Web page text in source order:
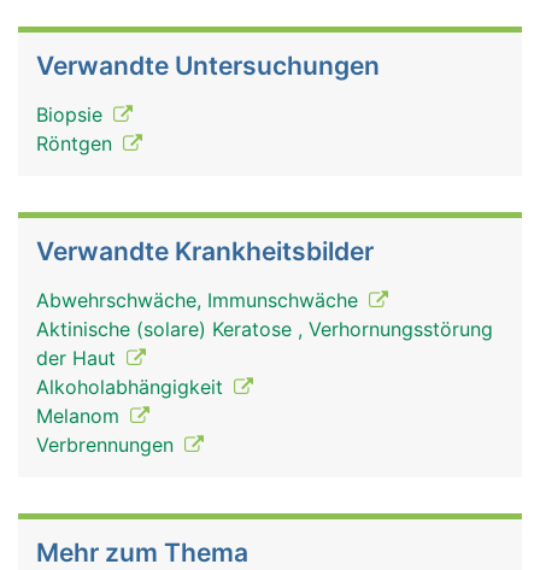
Verwandte Untersuchungen
Biopsie
Röntgen
Verwandte Krankheitsbilder
Abwehrschwäche, Immunschwäche
Aktinische (solare) Keratose , Verhornungsstörung
der Haut
Alkoholabhängigkeit
Melanom
Verbrennungen
Mehr zum Thema